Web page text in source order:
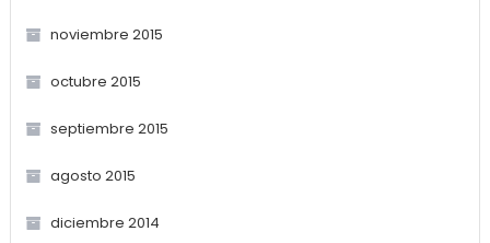
noviembre 2015
octubre 2015
septiembre 2015
agosto 2015
diciembre 2014